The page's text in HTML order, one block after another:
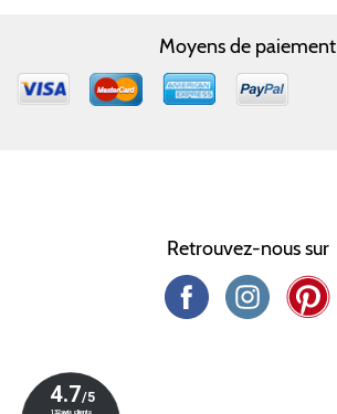
Moyens de paiement
Retrouvez-nous sur